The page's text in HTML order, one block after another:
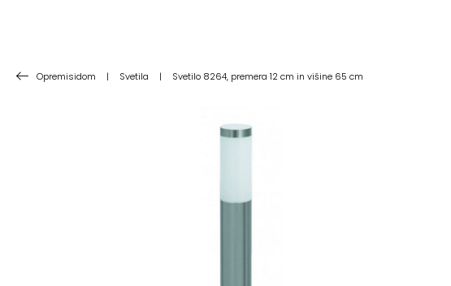
Opremisidom | Svetila | Svetilo 8264, premera 12 cm in višine 65 cm